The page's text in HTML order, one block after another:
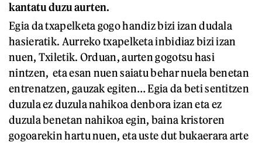
kantatu duzu aurten.
Egia da txapelketa gogo handiz bizi izan dudala
hasieratik. Aurreko txapelketa inbidiaz bizi izan
nuen, Txiletik. Orduan, aurten gogotsu hasi
nintzen, eta esan nuen saiatu behar nuela benetan
entrenatzen, gauzak egiten… Egia da beti sentitzen
duzula ez duzula nahikoa denbora izan eta ez
duzula benetan nahikoa egin, baina kristoren
gogoarekin hartu nuen, eta uste dut bukaerara arte